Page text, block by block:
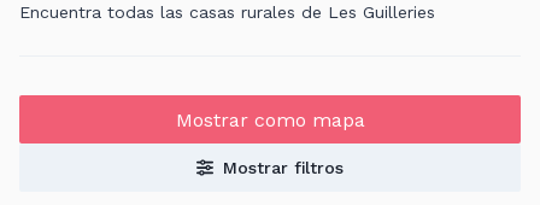
Encuentra todas las casas rurales de Les Guilleries
Mostrar como mapa
Mostrar filtros